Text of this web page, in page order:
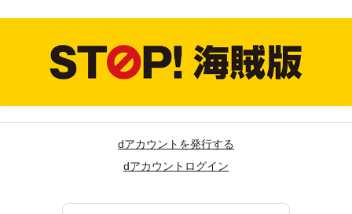
dアカウントを発行する
dアカウントログイン